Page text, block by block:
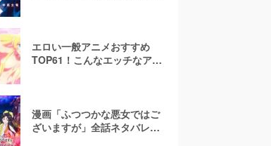
エロい一般アニメおすすめ
TOP61！こんなエッチなアニ
漫画「ふつつかな悪女ではご
ざいますが」全話ネタバレあ